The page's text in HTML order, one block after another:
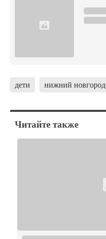
дети нижний новгород
Читайте также